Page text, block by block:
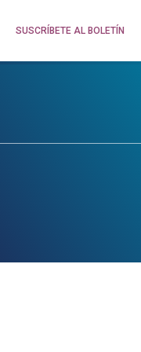
SUSCRÍBETE AL BOLETÍN